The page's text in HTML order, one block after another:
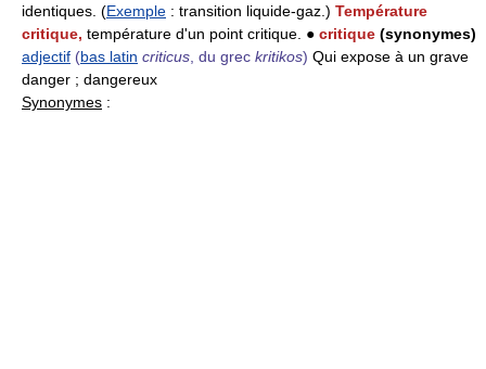
identiques. (Exemple : transition liquide-gaz.) Température
critique, température d'un point critique. ● critique (synonymes)
adjectif (bas latin criticus , du grec kritikos) Qui expose à un grave
danger ; dangereux
Synonymes :